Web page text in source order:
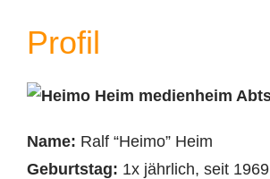
Profil
Name: Ralf “Heimo” Heim
Geburtstag: 1x jährlich, seit 1969